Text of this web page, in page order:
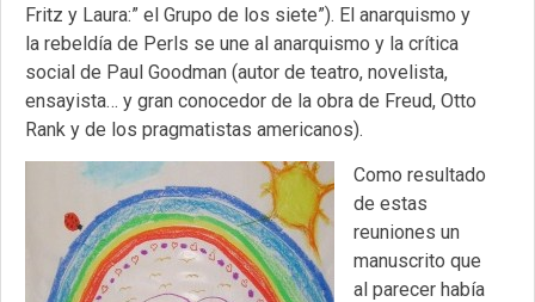
Fritz y Laura:” el Grupo de los siete”). El anarquismo y
la rebeldía de Perls se une al anarquismo y la crítica
social de Paul Goodman (autor de teatro, novelista,
ensayista… y gran conocedor de la obra de Freud, Otto
Rank y de los pragmatistas americanos).
Como resultado
de estas
reuniones un
manuscrito que
al parecer había